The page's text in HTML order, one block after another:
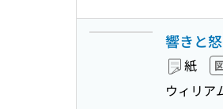
響きと
紙
ウィリア